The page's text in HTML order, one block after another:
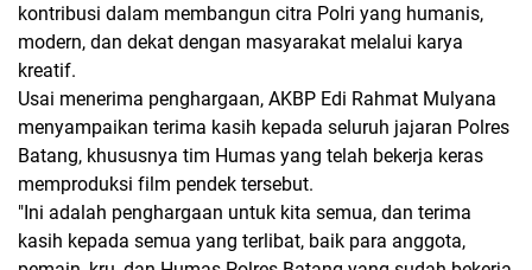
kontribusi dalam membangun citra Polri yang humanis,
modern, dan dekat dengan masyarakat melalui karya
kreatif.
Usai menerima penghargaan, AKBP Edi Rahmat Mulyana
menyampaikan terima kasih kepada seluruh jajaran Polres
Batang, khususnya tim Humas yang telah bekerja keras
memproduksi film pendek tersebut.
"Ini adalah penghargaan untuk kita semua, dan terima
kasih kepada semua yang terlibat, baik para anggota,